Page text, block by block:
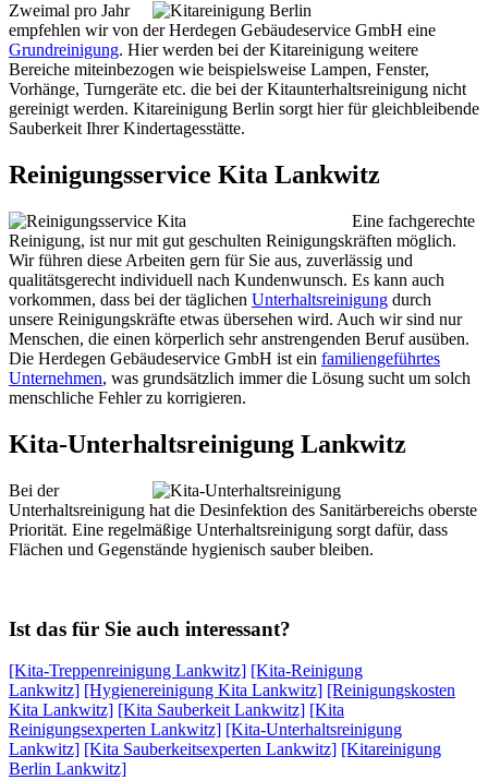
Zweimal pro Jahr
empfehlen wir von der Herdegen Gebäudeservice GmbH eine
Grundreinigung. Hier werden bei der Kitareinigung weitere
Bereiche miteinbezogen wie beispielsweise Lampen, Fenster,
Vorhänge, Turngeräte etc. die bei der Kitaunterhaltsreinigung nicht
gereinigt werden. Kitareinigung Berlin sorgt hier für gleichbleibende
Sauberkeit Ihrer Kindertagesstätte.
Reinigungsservice Kita Lankwitz
Eine fachgerechte
Reinigung, ist nur mit gut geschulten Reinigungskräften möglich.
Wir führen diese Arbeiten gern für Sie aus, zuverlässig und
qualitätsgerecht individuell nach Kundenwunsch. Es kann auch
vorkommen, dass bei der täglichen Unterhaltsreinigung durch
unsere Reinigungskräfte etwas übersehen wird. Auch wir sind nur
Menschen, die einen körperlich sehr anstrengenden Beruf ausüben.
Die Herdegen Gebäudeservice GmbH ist ein familiengeführtes
Unternehmen, was grundsätzlich immer die Lösung sucht um solch
menschliche Fehler zu korrigieren.
Kita-Unterhaltsreinigung Lankwitz
Bei der
Unterhaltsreinigung hat die Desinfektion des Sanitärbereichs oberste
Priorität. Eine regelmäßige Unterhaltsreinigung sorgt dafür, dass
Flächen und Gegenstände hygienisch sauber bleiben.
Ist das für Sie auch interessant?
[Kita-Treppenreinigung Lankwitz] [Kita-Reinigung
Lankwitz] [Hygienereinigung Kita Lankwitz] [Reinigungskosten
Kita Lankwitz] [Kita Sauberkeit Lankwitz] [Kita
Reinigungsexperten Lankwitz] [Kita-Unterhaltsreinigung
Lankwitz] [Kita Sauberkeitsexperten Lankwitz] [Kitareinigung
Berlin Lankwitz]